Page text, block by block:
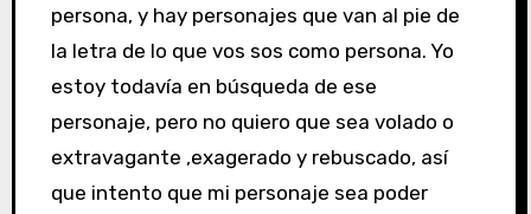
persona, y hay personajes que van al pie de
la letra de lo que vos sos como persona. Yo
estoy todavía en búsqueda de ese
personaje, pero no quiero que sea volado o
extravagante ,exagerado y rebuscado, así
que intento que mi personaje sea poder